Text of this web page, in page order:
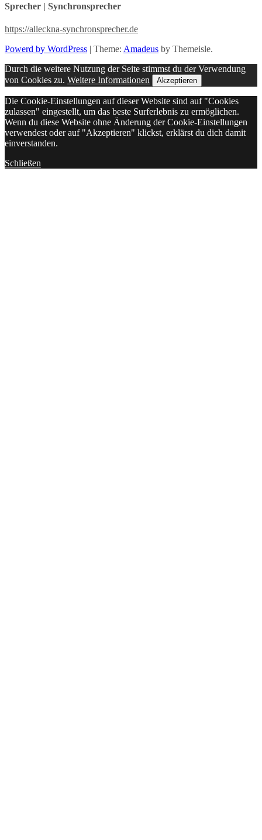
Sprecher | Synchronsprecher
https://alleckna-synchronsprecher.de
Powerd by WordPress | Theme: Amadeus by Themeisle.
Durch die weitere Nutzung der Seite stimmst du der Verwendung
von Cookies zu. Weitere Informationen Akzeptieren
Die Cookie-Einstellungen auf dieser Website sind auf "Cookies
zulassen" eingestellt, um das beste Surferlebnis zu ermöglichen.
Wenn du diese Website ohne Änderung der Cookie-Einstellungen
verwendest oder auf "Akzeptieren" klickst, erklärst du dich damit
einverstanden.
Schließen